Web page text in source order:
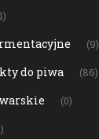
(9)
do piwa (86)
(0)